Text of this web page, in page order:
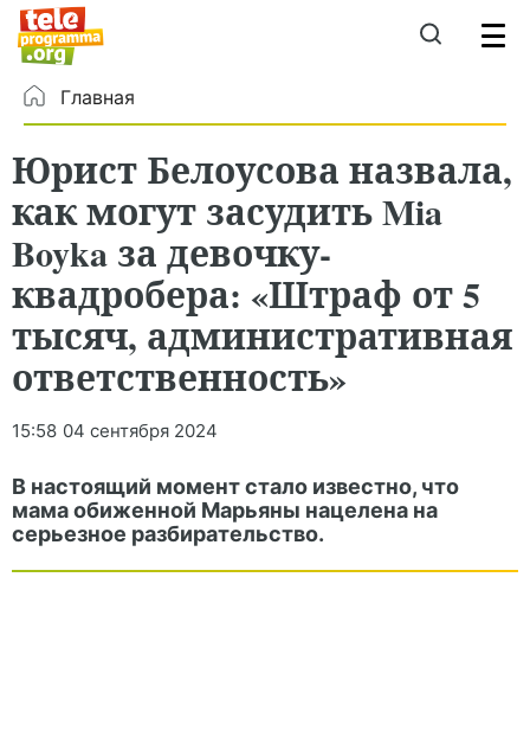
Главная
Юрист Белоусова назвала,
как могут засудить Mia
Boyka за девочку-
квадробера: «Штраф от 5
тысяч, административная
ответственность»
15:58 04 сентября 2024
В настоящий момент стало известно, что
мама обиженной Марьяны нацелена на
серьезное разбирательство.